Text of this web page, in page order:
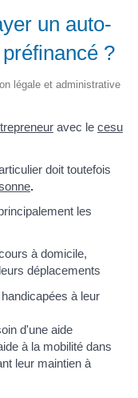
un auto-
?
légale et administrative
avec le cesu
doit toutefois
.
les
à domicile,
déplacements
à leur
d'une aide
à la mobilité dans
leur maintien à